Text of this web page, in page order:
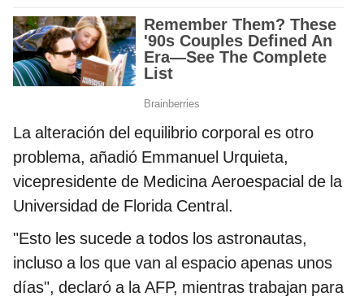
La alteración del equilibrio corporal es otro
problema, añadió Emmanuel Urquieta,
vicepresidente de Medicina Aeroespacial de la
Universidad de Florida Central.
"Esto les sucede a todos los astronautas,
incluso a los que van al espacio apenas unos
días", declaró a la AFP, mientras trabajan para